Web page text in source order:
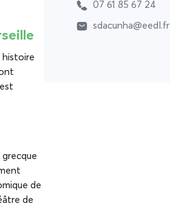
histoire
de
de
07 61 85 67 24
sdacunha@eedl.fr